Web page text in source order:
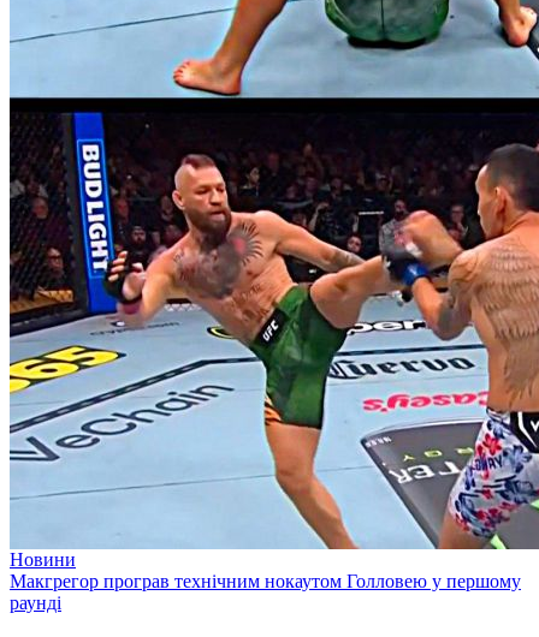
Новини
Макгрегор програв технічним нокаутом Голловею у першому
раунді